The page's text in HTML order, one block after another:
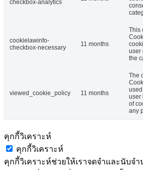
checkbox-analytics
cookielawinfo-
checkbox-necessary
11 months
This
user
the
viewed_cookie_policy 11 months
The
user
of
any
คุกกี้วิเคราะห์
คุกกี้วิเคราะห์
คุกกี้วิเคราะห์ช่วยให้เราจดจำและนับจ